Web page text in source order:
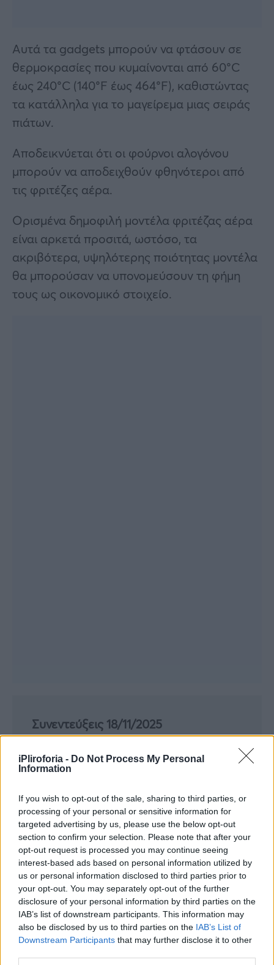
iPliroforia - Do Not Process My Personal
Information
If you wish to opt-out of the sale, sharing to third parties, or
processing of your personal or sensitive information for
targeted advertising by us, please use the below opt-out
section to confirm your selection. Please note that after your
opt-out request is processed you may continue seeing
interest-based ads based on personal information utilized by
us or personal information disclosed to third parties prior to
your opt-out. You may separately opt-out of the further
disclosure of your personal information by third parties on the
IAB’s list of downstream participants. This information may
also be disclosed by us to third parties on the IAB’s List of
Downstream Participants that may further disclose it to other
Αυτά τα gadgets μπορούν να φτάσουν σε
θερμοκρασίες που κυμαίνονται από 60°C
έως 240°C (140°F έως 464°F), καθιστώντας
τα κατάλληλα για το μαγείρεμα μιας σειράς
πιάτων.
Αποδεικνύεται ότι οι φούρνοι αλογόνου
μπορούν να αποδειχθούν φθηνότεροι από
τις φριτέζες αέρα.
Ορισμένα δημοφιλή μοντέλα φριτέζας αέρα
είναι αρκετά προσιτά, ωστόσο, τα
ακριβότερα, υψηλότερης ποιότητας μοντέλα
θα μπορούσαν να υπονομεύσουν τη φήμη
τους ως οικονομικό στοιχείο.
Συνεντεύξεις 18/11/2025
Δήμητρα Δερζέκου: «Λέω τη δική μου
αλήθεια»
Συνεντεύξεις 18/11/2025
Τζεφ Μοντάνα: «Κανένας δεν μπορεί
να σου πει ποιος είσαι»